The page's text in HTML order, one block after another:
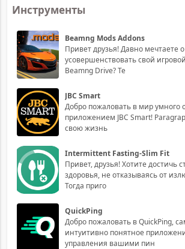
Инструменты
Beamng Mods Addons
Привет друзья! Давно мечтаете
усовершенствовать свой
Beamng Drive? Те
JBC Smart
Добро пожаловать в мир умного
приложением JBC Smart!
свою жизнь
Intermittent Fasting-Slim Fit
Привет, друзья! Хотите достичь
здоровья, не отказываясь от
Тогда приго
QuickPing
Добро пожаловать в QuickPing,
интуитивно понятное
управления вашими пин